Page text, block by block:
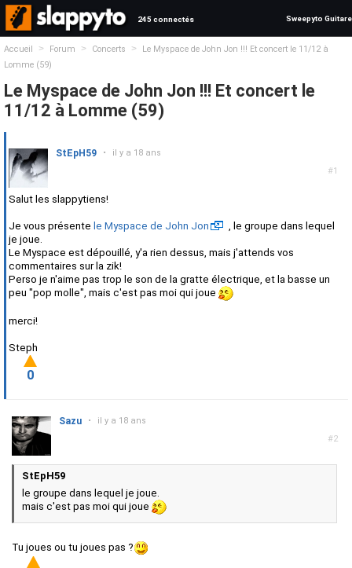
245 connectés Sweepyto Guitare
Accueil > Forum > Concerts >
Le Myspace de John Jon !!! Et concert le 11/12 à
Lomme (59)
Le Myspace de John Jon !!! Et concert le
11/12 à Lomme (59)
#1
StEpH59 • il y a 18 ans
Salut les slappytiens!
Je vous présente le Myspace de John Jon
, le groupe dans lequel
je joue.
Le Myspace est dépouillé, y'a rien dessus, mais j'attends vos
commentaires sur la zik!
Perso je n'aime pas trop le son de la gratte électrique, et la basse un
peu "pop molle", mais c'est pas moi qui joue
merci!
Steph
0
#2
Sazu • il y a 18 ans
StEpH59
le groupe dans lequel je joue.
mais c'est pas moi qui joue
Tu joues ou tu joues pas ?